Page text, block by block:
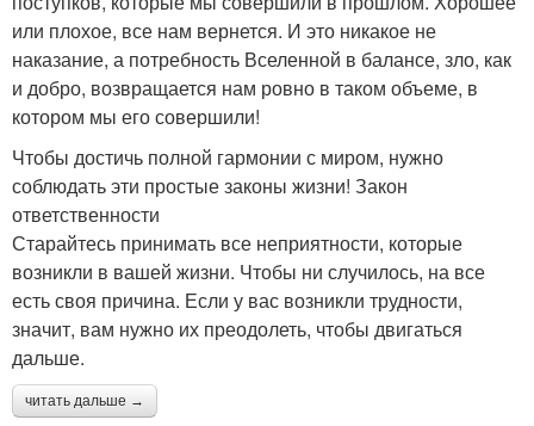
или плохое, все нам вернется. И это никакое не
наказание, а потребность Вселенной в балансе, зло, как
и добро, возвращается нам ровно в таком объеме, в
котором мы его совершили!
Чтобы достичь полной гармонии с миром, нужно
соблюдать эти простые законы жизни! Закон
ответственности
Старайтесь принимать все неприятности, которые
возникли в вашей жизни. Чтобы ни случилось, на все
есть своя причина. Если у вас возникли трудности,
значит, вам нужно их преодолеть, чтобы двигаться
дальше.
читать дальше →